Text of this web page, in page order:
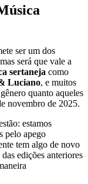
ser um dos
será que vale a
sertaneja como
Luciano, e muitos
quanto aqueles
novembro de 2025.
estamos
pelo apego
tem algo de novo
edições anteriores